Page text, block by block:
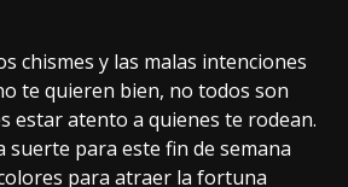
chismes y las malas intenciones
te quieren bien, no todos son
estar atento a quienes te rodean.
suerte para este fin de semana
para atraer la fortuna